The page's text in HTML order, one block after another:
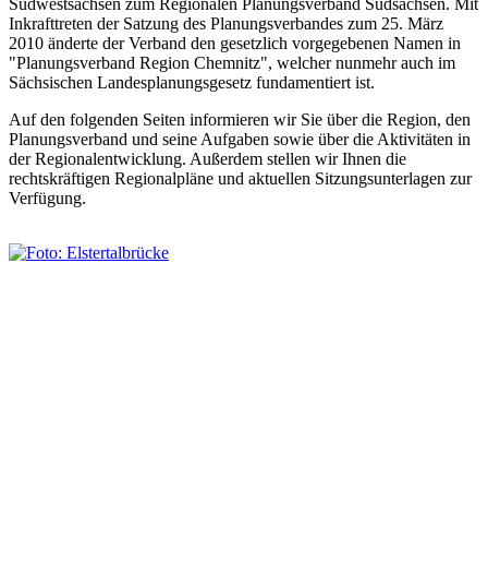
Südwestsachsen zum Regionalen Planungsverband Südsachsen. Mit
Inkrafttreten der Satzung des Planungsverbandes zum 25. März
2010 änderte der Verband den gesetzlich vorgegebenen Namen in
"Planungsverband Region Chemnitz", welcher nunmehr auch im
Sächsischen Landesplanungsgesetz fundamentiert ist.
Auf den folgenden Seiten informieren wir Sie über die Region, den
Planungsverband und seine Aufgaben sowie über die Aktivitäten in
der Regionalentwicklung. Außerdem stellen wir Ihnen die
rechtskräftigen Regionalpläne und aktuellen Sitzungsunterlagen zur
Verfügung.